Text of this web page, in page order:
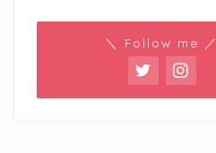
＼ Follow me ／